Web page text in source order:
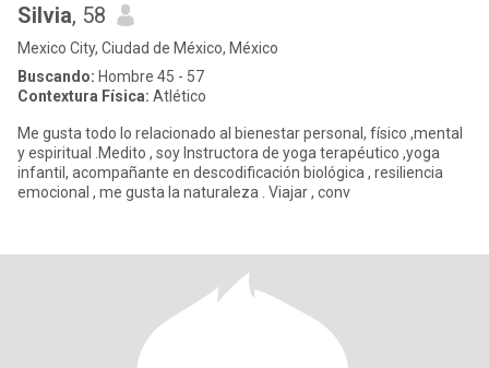
Silvia, 58
Mexico City, Ciudad de México, México
Buscando: Hombre 45 - 57
Contextura Física: Atlético
Me gusta todo lo relacionado al bienestar personal, físico ,mental
y espiritual .Medito , soy Instructora de yoga terapéutico ,yoga
infantil, acompañante en descodificación biológica , resiliencia
emocional , me gusta la naturaleza . Viajar , conv